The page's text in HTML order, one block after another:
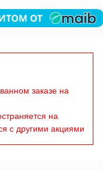
заказе на
на
с другими акциями